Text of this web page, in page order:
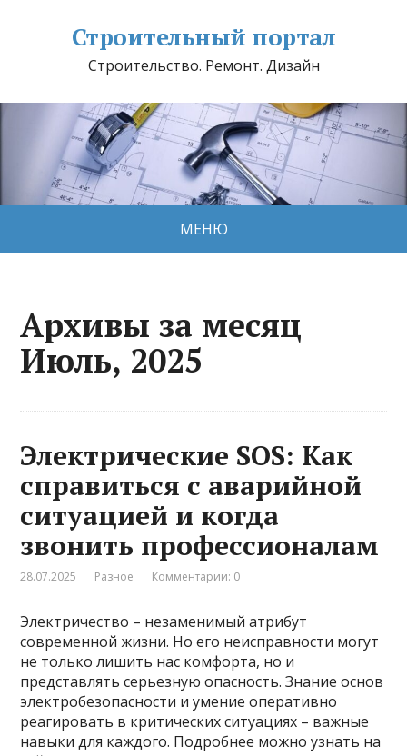
Строительный портал
Строительство. Ремонт. Дизайн
МЕНЮ
Архивы за месяц
Июль, 2025
Электрические SOS: Как
справиться с аварийной
ситуацией и когда
звонить профессионалам
28.07.2025 Разное Комментарии: 0
Электричество – незаменимый атрибут
современной жизни. Но его неисправности могут
не только лишить нас комфорта, но и
представлять серьезную опасность. Знание основ
электробезопасности и умение оперативно
реагировать в критических ситуациях – важные
навыки для каждого. Подробнее можно узнать на